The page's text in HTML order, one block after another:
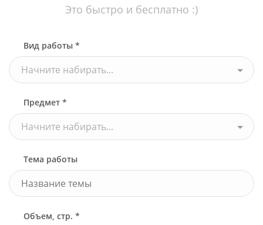
Это быстро и бесплатно :)
Вид работы *
Начните набирать...
Предмет *
Начните набирать...
Тема работы
Объем, стр. *